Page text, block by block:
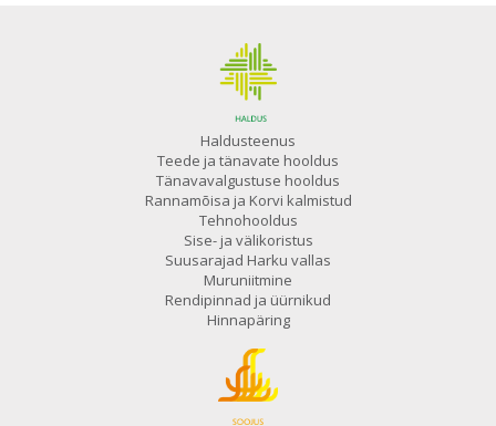
Haldusteenus
Teede ja tänavate hooldus
Tänavavalgustuse hooldus
Rannamõisa ja Korvi kalmistud
Tehnohooldus
Sise- ja välikoristus
Suusarajad Harku vallas
Muruniitmine
Rendipinnad ja üürnikud
Hinnapäring